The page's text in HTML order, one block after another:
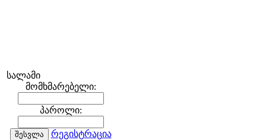
სალამი
მომხმარებელი:
პაროლი:
რეგისტრაცია